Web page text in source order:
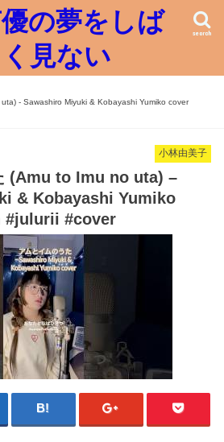
の夢をしば
見ない
search
- Sawashiro Miyuki & Kobayashi Yumiko cover
小林由美子
(Amu to Imu no uta) –
& Kobayashi Yumiko
#julurii #cover